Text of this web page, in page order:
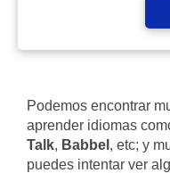
Podemos encontrar
aprender idiomas
Talk, Babbel , etc; y
puedes intentar ver